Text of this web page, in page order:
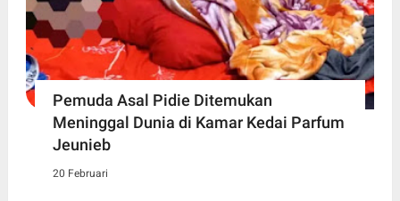
Pemuda Asal Pidie Ditemukan
Meninggal Dunia di Kamar Kedai Parfum
Jeunieb
20 Februari